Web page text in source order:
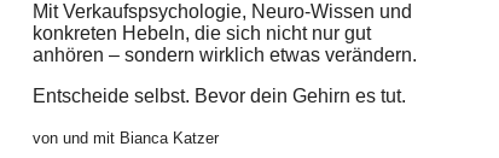
Mit Verkaufspsychologie, Neuro-Wissen und
konkreten Hebeln, die sich nicht nur gut
anhören – sondern wirklich etwas verändern.
Entscheide selbst. Bevor dein Gehirn es tut.
von und mit Bianca Katzer